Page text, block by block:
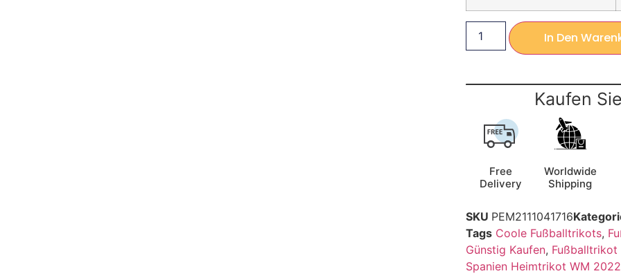
In Den
Kaufen
Free
Delivery
Worldwide
Shipping
SKU PEM2111041716
Tags Coole Fußballtrikots,
Günstig Kaufen, Fußballtrikot
Spanien Heimtrikot WM 2022